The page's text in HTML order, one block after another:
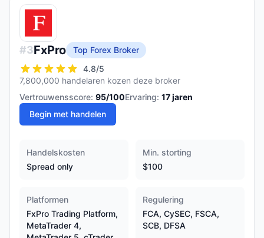
#3FxPro
Top Forex Broker
4.8/5
7,800,000 handelaren kozen deze broker
Vertrouwensscore: 95/100Ervaring: 17jaren
Begin met handelen
Handelskosten
Spread only
Min. storting
$100
Platformen
FxPro Trading Platform,
MetaTrader 4,
Regulering
FCA, CySEC, FSCA,
SCB, DFSA